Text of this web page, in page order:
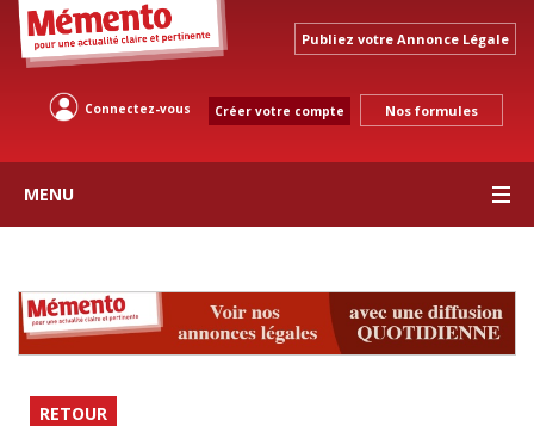
Publiez votre Annonce Légale
Connectez-vous Créer votre compte Nos formules
MENU
RETOUR